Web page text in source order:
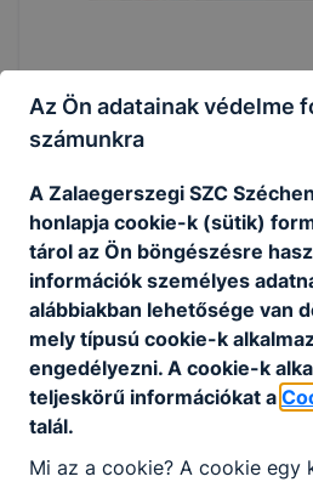
Az Ön adatainak védelme
számunkra
A Zalaegerszegi SZC
honlapja cookie-k (sütik)
tárol az Ön böngészésre
információk személyes
alábbiakban lehetősége van
mely típusú cookie-k
engedélyezni. A cookie-k
teljeskörű információkat a
talál.
Mi az a cookie? A cookie egy